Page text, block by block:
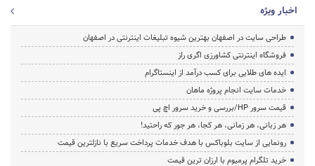
اخبار ویژه
طراحی سایت در اصفهان بهترین شیوه تبلیغات اینترنتی در اصفهان
فروشگاه اینترنتی کشاورزی اگری راز
ایده های طلایی برای کسب درآمد از اینستاگرام
خدمات سایت انجام پروژه ماهان
قیمت سرور HP/بررسی و خرید سرور اچ پی
هر زبانی، هر زمانی، هر کجا، هر جور که راحتید!
رونمایی از سایت بلوباکس با هدف خدمات پرداخت سریع با نازلترین قیمت
خرید تلگرام پرمیوم با ارزان ترین قیمت